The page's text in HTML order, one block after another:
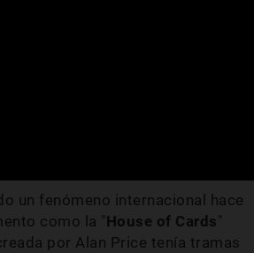
un fenómeno internacional hace
como la " House of Cards"
por Alan Price tenía tramas